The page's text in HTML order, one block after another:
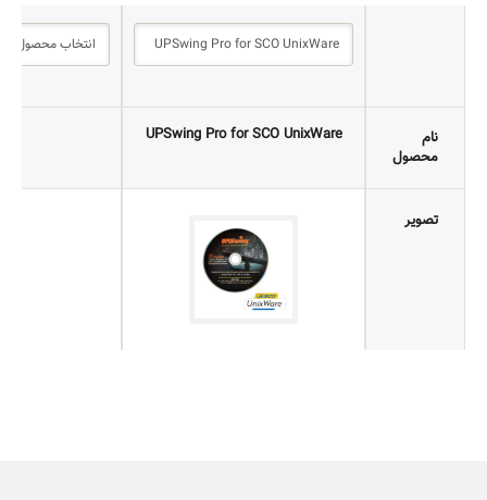
نام
محصول
UPSwing Pro for SCO UnixWare
تصویر